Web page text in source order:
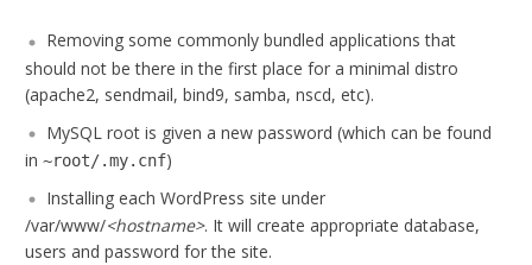
Removing some commonly bundled applications that
should not be there in the first place for a minimal distro
(apache2, sendmail, bind9, samba, nscd, etc).
MySQL root is given a new password (which can be found
in~root/.my.cnf)
Installing each WordPress site under
/var/www/<hostname>. It will create appropriate database,
users and password for the site.